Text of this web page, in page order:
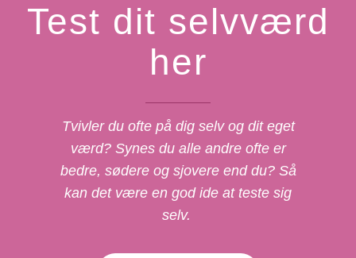
Test dit selvværd
her
Tvivler du ofte på dig selv og dit eget
værd? Synes du alle andre ofte er
bedre, sødere og sjovere end du? Så
kan det være en god ide at teste sig
selv.